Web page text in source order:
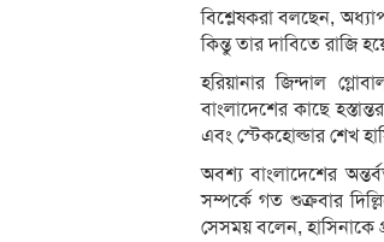
বিশ্লেষকরা বলছেন,
কিন্তু তার দাবিতে রাজি
হরিয়ানার জিন্দাল
বাংলাদেশের কাছে
এবং স্টেকহোল্ডার শেখ
অবশ্য বাংলাদেশের
সম্পর্কে গত শুক্রবার
সেসময় বলেন, হাসিনাকে